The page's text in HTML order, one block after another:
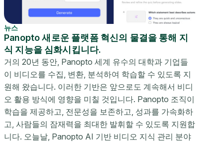
뉴스
Panopto 새로운 플랫폼 혁신의 물결을 통해 지
식 지능을 심화시킵니다.
거의 20년 동안, Panopto 세계 유수의 대학과 기업들
이 비디오를 수집, 변환, 분석하여 학습할 수 있도록 지
원해 왔습니다. 이러한 기반은 앞으로도 계속해서 비디
오 활용 방식에 영향을 미칠 것입니다. Panopto 조직이
학습을 제공하고, 전문성을 보존하고, 성과를 가속화하
고, 사람들의 잠재력을 최대한 발휘할 수 있도록 지원합
니다. 오늘날, Panopto AI 기반 비디오 지식 관리 분야